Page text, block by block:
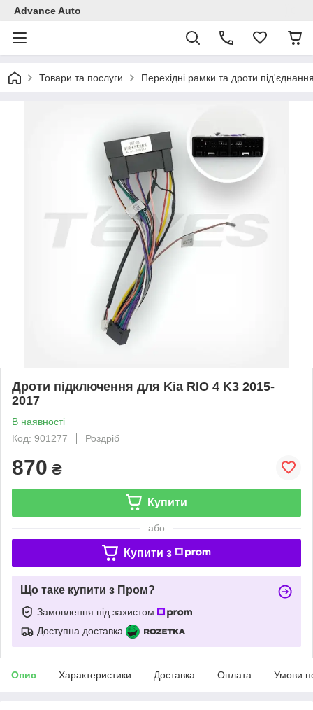
Advance Auto
Товари та послуги Перехідні рамки та дроти
Дроти підключення для Kia RIO 4 K3 2015-
2017
В наявності
Код: 901277
Роздріб
870 ₴
Купити
або
Купити з
Що таке купити з Пром?
Замовлення під захистом
Доступна доставка
Опис Характеристики Доставка Оплата Умови